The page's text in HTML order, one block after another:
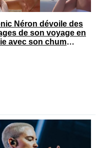
Néron dévoile des
de son voyage en
avec son chum